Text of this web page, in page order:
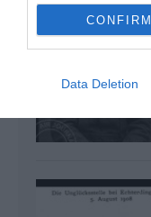
CONFIRM
Data Deletion